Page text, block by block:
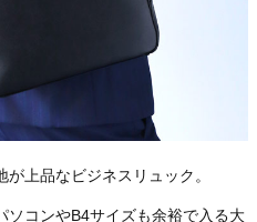
上品なビジネスリュック。
ソコンやB4サイズも余裕で入る大